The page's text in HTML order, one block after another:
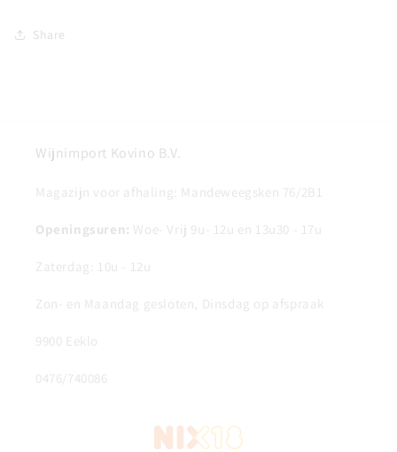
Share
Wijnimport Kovino B.V.
Magazijn voor afhaling: Mandeweegsken 76/2B1
Openingsuren: Woe- Vrij 9u- 12u en 13u30 - 17u
Zaterdag: 10u - 12u
Zon- en Maandag gesloten, Dinsdag op afspraak
9900 Eeklo
0476/740086